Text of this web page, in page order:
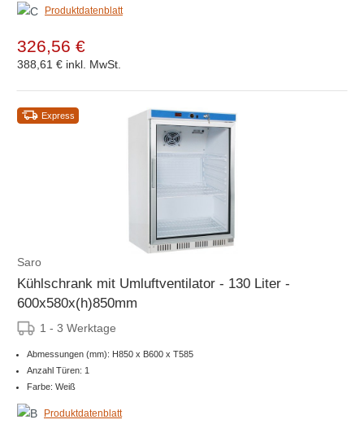
Produktdatenblatt
326,56 €
388,61 € inkl. MwSt.
Express
Saro
Kühlschrank mit Umluftventilator - 130 Liter -
600x580x(h)850mm
1 - 3 Werktage
Abmessungen (mm): H850 x B600 x T585
Anzahl Türen: 1
Farbe: Weiß
Produktdatenblatt